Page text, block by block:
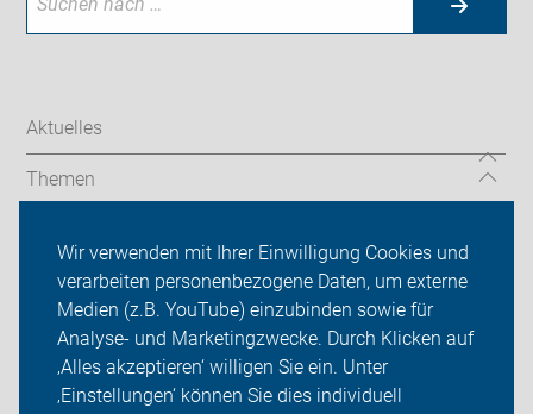
Wir verwenden mit Ihrer Einwilligung Cookies und
verarbeiten personenbezogene Daten, um externe
Medien (z.B. YouTube) einzubinden sowie für
Analyse- und Marketingzwecke. Durch Klicken auf
‚Alles akzeptieren‘ willigen Sie ein. Unter
‚Einstellungen‘ können Sie dies individuell
Aktuelles
Themen
ADFC Mannheim
Sei dabei
Presse